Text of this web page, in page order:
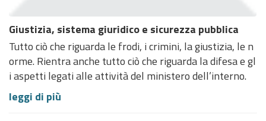
Giustizia, sistema giuridico e sicurezza pubblica
Tutto ciò che riguarda le frodi, i crimini, la giustizia, le n
orme. Rientra anche tutto ciò che riguarda la difesa e gl
i aspetti legati alle attività del ministero dell’interno.
leggi di più